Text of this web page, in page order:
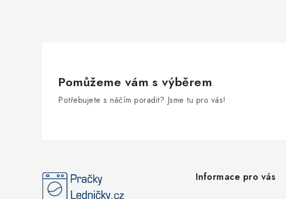
Pomůžeme vám s výběrem
Potřebujete s něčím poradit? Jsme tu pro vás!
Informace pro vás